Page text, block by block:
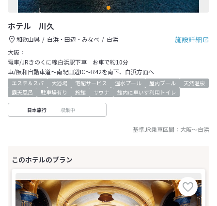
ホテル 川久
施設詳細
和歌山県 白浜・田辺・みなべ
白浜
大阪：
電車/JRきのくに線白浜駅下車 お車で約10分
車/阪和自動車道～南紀田辺IC～R42を南下、白浜方面へ
エステ＆スパ 大浴場 宅配サービス 温水プール 屋内プール
天然温泉
露天風呂
駐車場有り 旅館 サウナ 館内に車いす利用トイレ
日本旅行 収集中
基準JR乗車区間： 大阪～白浜